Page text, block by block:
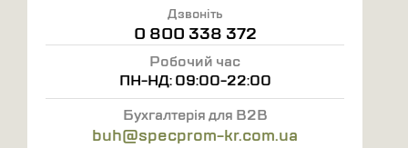
Дзвоніть
0 800 338 372
Робочий час
ПН-НД: 09:00-22:00
Бухгалтерія для B2B
buh@specprom-kr.com.ua